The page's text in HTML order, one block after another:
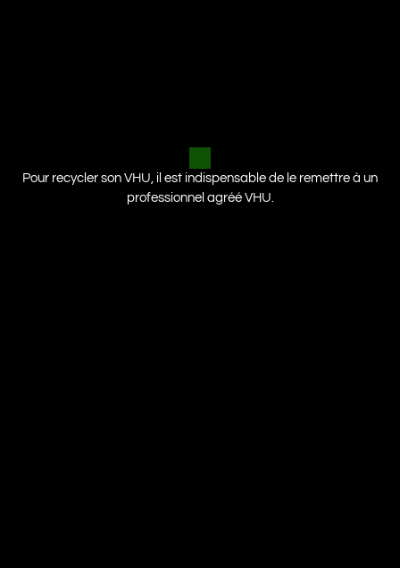
Pour recycler son VHU, il est indispensable de le remettre à un
professionnel agréé VHU.